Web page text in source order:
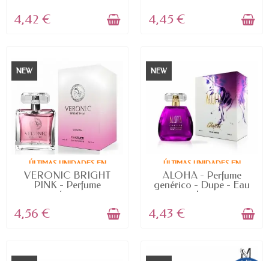
4,42 € 4,45 €
NEW
ÚLTIMAS UNIDADES EN
STOCK
VERONIC BRIGHT
PINK - Perfume
genérico -...
4,56 €
NEW
ÚLTIMAS UNIDADES EN
STOCK
ALOHA - Perfume
genérico - Dupe - Eau
de...
4,43 €